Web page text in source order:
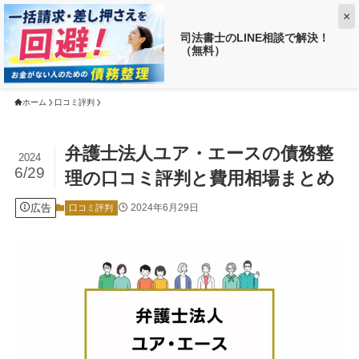
司法書士のLINE相談で解決！
（無料）
×
【返済がお得に!?】 借金がいくら減るか調べる ➡
ホーム 口コミ評判
弁護士法人ユア・エースの債務整
理の口コミ評判と費用相場まとめ
2024
6/29
広告 口コミ評判 2024年6月29日